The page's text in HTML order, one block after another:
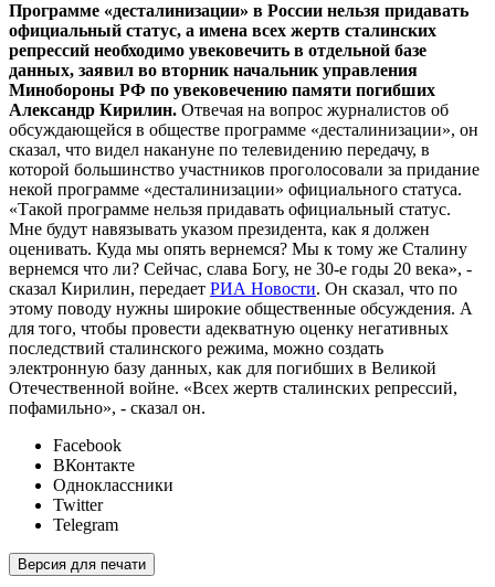
Программе «десталинизации» в России нельзя придавать
официальный статус, а имена всех жертв сталинских
репрессий необходимо увековечить в отдельной базе
данных, заявил во вторник начальник управления
Минобороны РФ по увековечению памяти погибших
Александр Кирилин. Отвечая на вопрос журналистов об
обсуждающейся в обществе программе «десталинизации», он
сказал, что видел накануне по телевидению передачу, в
которой большинство участников проголосовали за придание
некой программе «десталинизации» официального статуса.
«Такой программе нельзя придавать официальный статус.
Мне будут навязывать указом президента, как я должен
оценивать. Куда мы опять вернемся? Мы к тому же Сталину
вернемся что ли? Сейчас, слава Богу, не 30-е годы 20 века», -
сказал Кирилин, передает РИА Новости. Он сказал, что по
этому поводу нужны широкие общественные обсуждения. А
для того, чтобы провести адекватную оценку негативных
последствий сталинского режима, можно создать
электронную базу данных, как для погибших в Великой
Отечественной войне. «Всех жертв сталинских репрессий,
пофамильно», - сказал он.
Facebook
ВКонтакте
Одноклассники
Twitter
Telegram
Версия для печати